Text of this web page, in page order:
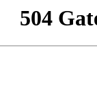
504